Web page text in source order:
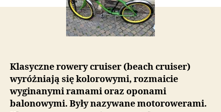
cruiser?
Zasady
doboru
roweru
Klasyczne rowery cruiser (beach cruiser)
wyróżniają się kolorowymi, rozmaicie
wyginanymi ramami oraz oponami
balonowymi. Były nazywane motorowerami.